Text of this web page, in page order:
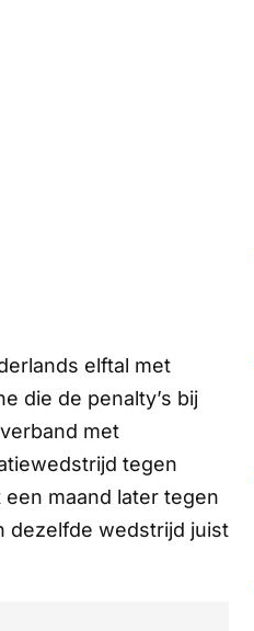
elftal met
die de penalty’s bij
met
tegen
maand later tegen
dezelfde wedstrijd juist